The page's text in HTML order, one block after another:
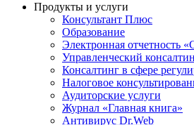
Продукты и услуги
Консультант Плюс
Образование
Электронная отчетность
Управленческий
Консалтинг в сфере
Налоговое
Аудиторские услуги
Журнал «Главная книга»
Антивирус Dr.Web